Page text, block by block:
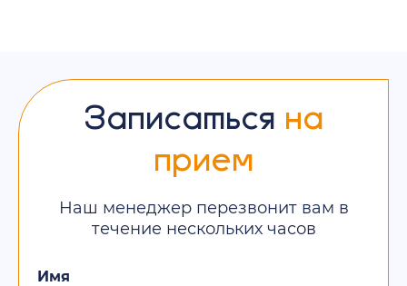
Записаться на
прием
Наш менеджер перезвонит вам в
течение нескольких часов
Имя